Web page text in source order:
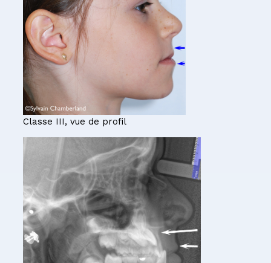
Classe III, vue de profil